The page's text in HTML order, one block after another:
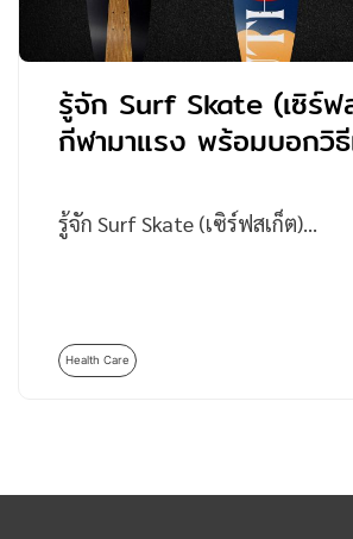
รู้จัก Surf Skate (เซิร์ฟ
กีฬามาแรง พร้อมบอกวิ
รู้จัก Surf Skate (เซิร์ฟสเก็ต)…
Health Care